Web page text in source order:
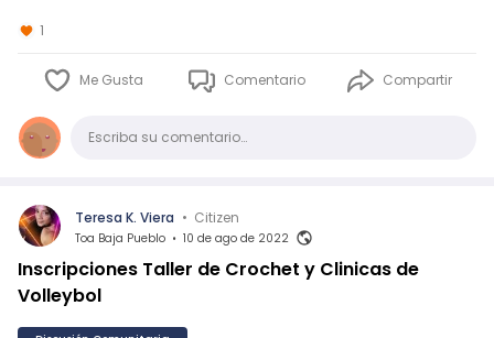
1
Me Gusta Comentario Compartir
ComentarioEscriba su comentario…
Teresa K. Viera • Citizen
Toa Baja Pueblo • 10 de ago de 2022
Inscripciones Taller de Crochet y Clinicas de
Volleybol